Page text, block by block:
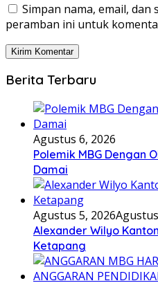
Simpan nama, email, dan
peramban ini untuk
Berita Terbaru
Agustus 6, 2026
Polemik MBG Dengan
Damai
Agustus 5, 2026
Alexander Wilyo
Ketapang